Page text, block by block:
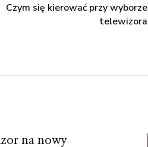
Czym się kierować przy wyborze
telewizora
na nowy